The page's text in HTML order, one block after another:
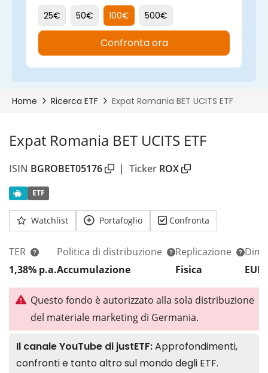
Expat Romania BET UCITS ETF
ISIN BGROBET05176 | Ticker ROX
ETF
Watchlist Portafoglio Confronta
TER
1,38% p.a.
Politica di distribuzione
Accumulazione
Replicazione
Fisica
Questo fondo è autorizzato alla sola distribuzione
del materiale marketing di Germania.